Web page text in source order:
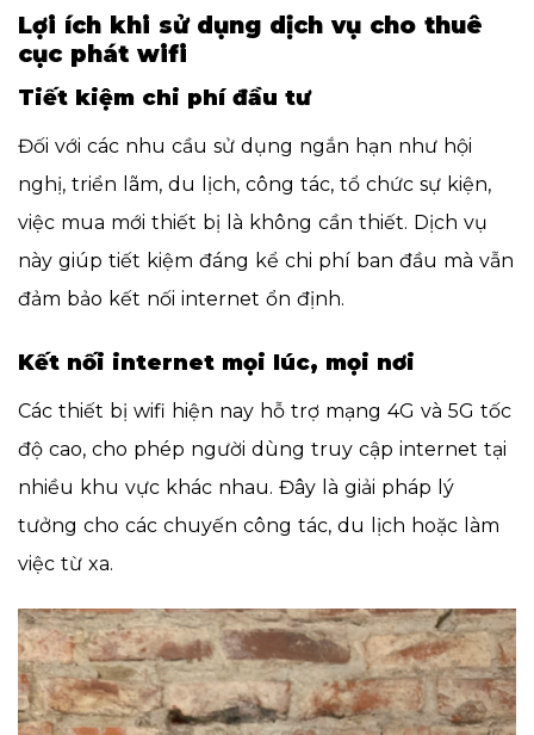
Lợi ích khi sử dụng dịch vụ cho thuê
cục phát wifi
Tiết kiệm chi phí đầu tư
Đối với các nhu cầu sử dụng ngắn hạn như hội
nghị, triển lãm, du lịch, công tác, tổ chức sự kiện,
việc mua mới thiết bị là không cần thiết. Dịch vụ
này giúp tiết kiệm đáng kể chi phí ban đầu mà vẫn
đảm bảo kết nối internet ổn định.
Kết nối internet mọi lúc, mọi nơi
Các thiết bị wifi hiện nay hỗ trợ mạng 4G và 5G tốc
độ cao, cho phép người dùng truy cập internet tại
nhiều khu vực khác nhau. Đây là giải pháp lý
tưởng cho các chuyến công tác, du lịch hoặc làm
việc từ xa.